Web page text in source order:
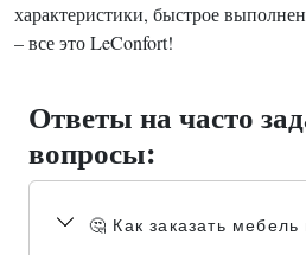
характеристики, быстрое
– все это LeConfort!
Ответы на часто
вопросы:
🤔 Как заказать